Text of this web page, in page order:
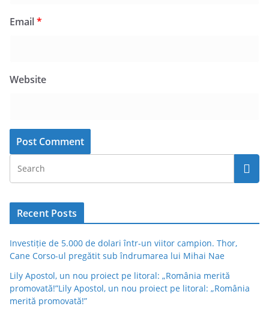
Email*
Website
Recent Posts
Investiție de 5.000 de dolari într-un viitor campion. Thor,
Cane Corso-ul pregătit sub îndrumarea lui Mihai Nae
Lily Apostol, un nou proiect pe litoral: „România merită
promovată!”Lily Apostol, un nou proiect pe litoral: „România
merită promovată!”